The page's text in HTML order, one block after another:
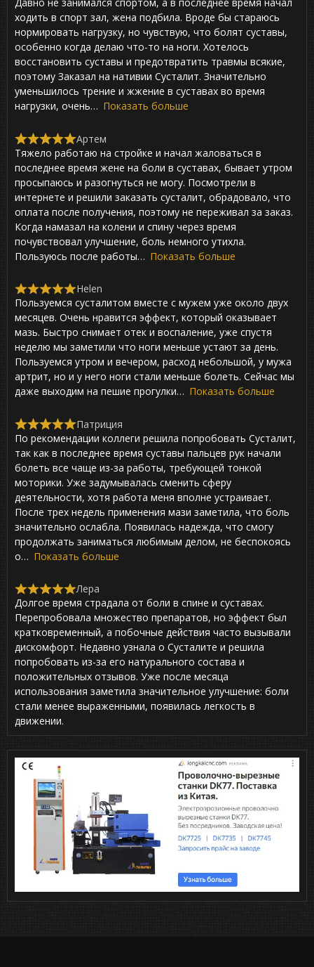
a
t
e
d
5
,
0
o
u
t
5
ходить в спорт зал, жена подбила. Вроде бы стараюсь
нормировать нагрузку, но чувствую, что болят суставы,
особенно когда делаю что-то на ноги. Хотелось
восстановить суставы и предотвратить травмы всякие,
поэтому Заказал на нативии Сусталит. Значительно
уменьшилось трение и жжение в суставах во время
нагрузки, очень
Показать больше
R
a
t
e
d
5
,
0
o
u
t
o
5
Тяжело работаю на стройке и начал жаловаться в
последнее время жене на боли в суставах, бывает утром
просыпаюсь и разогнуться не могу. Посмотрели в
интернете и решили заказать сусталит, обрадовало, что
оплата после получения, поэтому не переживал за заказ.
Когда намазал на колени и спину через время
почувствовал улучшение, боль немного утихла.
Пользуюсь после работы
Показать больше
Артем
R
a
t
e
d
5
,
0
o
u
o
f
5
Пользуемся сусталитом вместе с мужем уже около двух
месяцев. Очень нравится эффект, который оказывает
мазь. Быстро снимает отек и воспаление, уже спустя
неделю мы заметили что ноги меньше устают за день.
Пользуемся утром и вечером, расход небольшой, у мужа
артрит, но и у него ноги стали меньше болеть. Сейчас мы
даже выходим на пешие прогулки
Показать больше
Helen
R
a
t
d
5
,
0
o
u
t
o
f
По рекомендации коллеги решила попробовать Сусталит,
так как в последнее время суставы пальцев рук начали
болеть все чаще из-за работы, требующей тонкой
моторики. Уже задумывалась сменить сферу
деятельности, хотя работа меня вполне устраивает.
После трех недель применения мази заметила, что боль
значительно ослабла. Появилась надежда, что смогу
продолжать заниматься любимым делом, не беспокоясь
о
Показать больше
Патриция
R
a
t
e
d
5
,
0
o
u
t
o
f
5
Долгое время страдала от боли в спине и суставах.
Перепробовала множество препаратов, но эффект был
кратковременный, а побочные действия часто вызывали
дискомфорт. Недавно узнала о Сусталите и решила
попробовать из-за его натурального состава и
положительных отзывов. Уже после месяца
использования заметила значительное улучшение: боли
стали менее выраженными, появилась легкость в
движении.
Лера